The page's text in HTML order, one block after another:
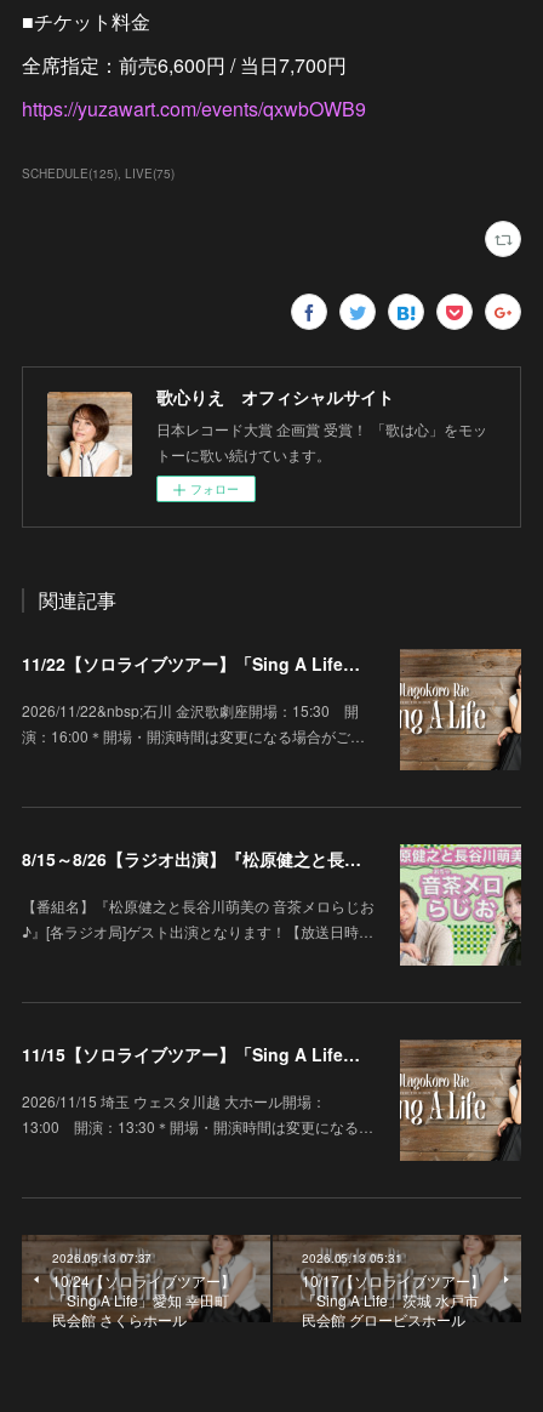
■チケット料金
全席指定：前売6,600円 / 当日7,700円
https://yuzawart.com/events/qxwbOWB9
SCHEDULE(125) LIVE(75)
歌心りえ オフィシャルサイト
日本レコード大賞 企画賞 受賞！ 「歌は心」をモッ
トーに歌い続けています。
フォロー
関連記事
11/22【ソロライブツアー】「Sing A Life」石川 金沢歌劇座
2026/11/22&nbsp;石川 金沢歌劇座開場：15:30 開
演：16:00＊開場・開演時間は変更になる場合がご…
8/15～8/26【ラジオ出演】『松原健之と長谷川萌美の 音茶メロらじお♪』
【番組名】『松原健之と長谷川萌美の 音茶メロらじお
♪』[各ラジオ局]ゲスト出演となります！【放送日時…
11/15【ソロライブツアー】「Sing A Life」埼玉 ウェスタ川越 大ホール
2026/11/15 埼玉 ウェスタ川越 大ホール開場：
13:00 開演：13:30＊開場・開演時間は変更になる…
2026.05.13 07:37
10/24【ソロライブツアー】
「Sing A Life」愛知 幸田町
民会館 さくらホール
2026.05.13 05:31
10/17【ソロライブツアー】
「Sing A Life」茨城 水戸市
民会館 グロービスホール